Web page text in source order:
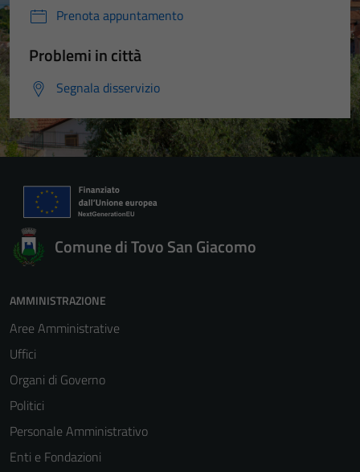
Prenota appuntamento
Problemi in città
Segnala disservizio
Comune di Tovo San Giacomo
AMMINISTRAZIONE
Aree Amministrative
Uffici
Organi di Governo
Politici
Personale Amministrativo
Enti e Fondazioni